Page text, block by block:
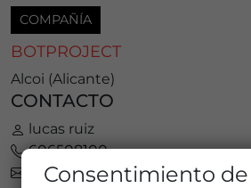
COMPAÑÍA
BOTPROJECT
Alcoi (Alicante)
CONTACTO
lucas ruiz
606508100
botproject@hotmail.com
Consentimiento de